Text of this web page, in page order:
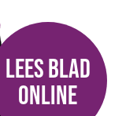
LEES BLAD
ONLINE